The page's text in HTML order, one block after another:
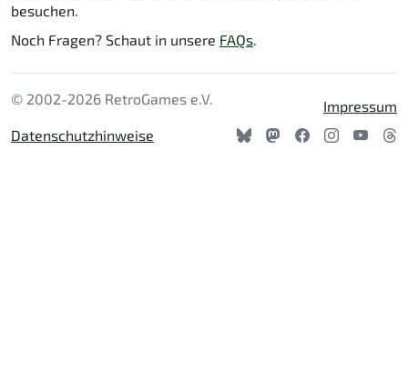
besuchen.
Noch Fragen? Schaut in unsere FAQs.
© 2002-2026 RetroGames e.V.
Impressum
Datenschutzhinweise